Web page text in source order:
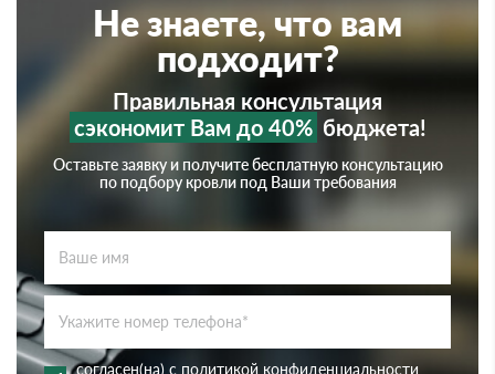
Не знаете, что вам
подходит?
Правильная консультация
сэкономит Вам до 40% бюджета!
Оставьте заявку и получите бесплатную консультацию
по подбору кровли под Ваши требования
согласен(на) с политикой конфиденциальности